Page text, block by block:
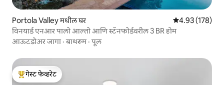
Portola Valley मधील घर 5 पैकी 4.93
4.93 (178)
विनयार्ड एनआर पालो आल्तो आणि स्टॅनफोर्डवरील 3 BR होम
आऊटडोअर जागा ·बाथरूम·पूल
टॉप गेस्ट फेव्हरेट
गेस्ट फेव्हरेट